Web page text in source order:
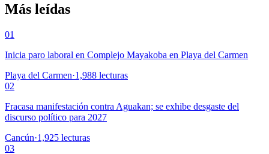
Más leídas
01
Inicia paro laboral en Complejo Mayakoba en Playa del Carmen
Playa del Carmen·1,988 lecturas
02
Fracasa manifestación contra Aguakan; se exhibe desgaste del
discurso político para 2027
Cancún·1,925 lecturas
03